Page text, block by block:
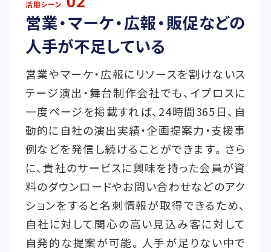
活用シーン
営業・マーケ・広報・販促などの
人手が不足している
営業やマーケ・広報にリソースを割けないス
テージ演出・舞台制作会社でも、イプロスに
一度ページを掲載すれば、24時間365日、自
動的に自社の演出実績・企画提案力・支援事
例などを発信し続けることができます。さら
に、貴社のサービスに興味を持った会員が資
料のダウンロードやお問い合わせなどのアク
ションをすると名刺情報が取得できるため、
自社に対して関心の高い見込み客に対して
自発的な提案が可能。人手が足りない中で